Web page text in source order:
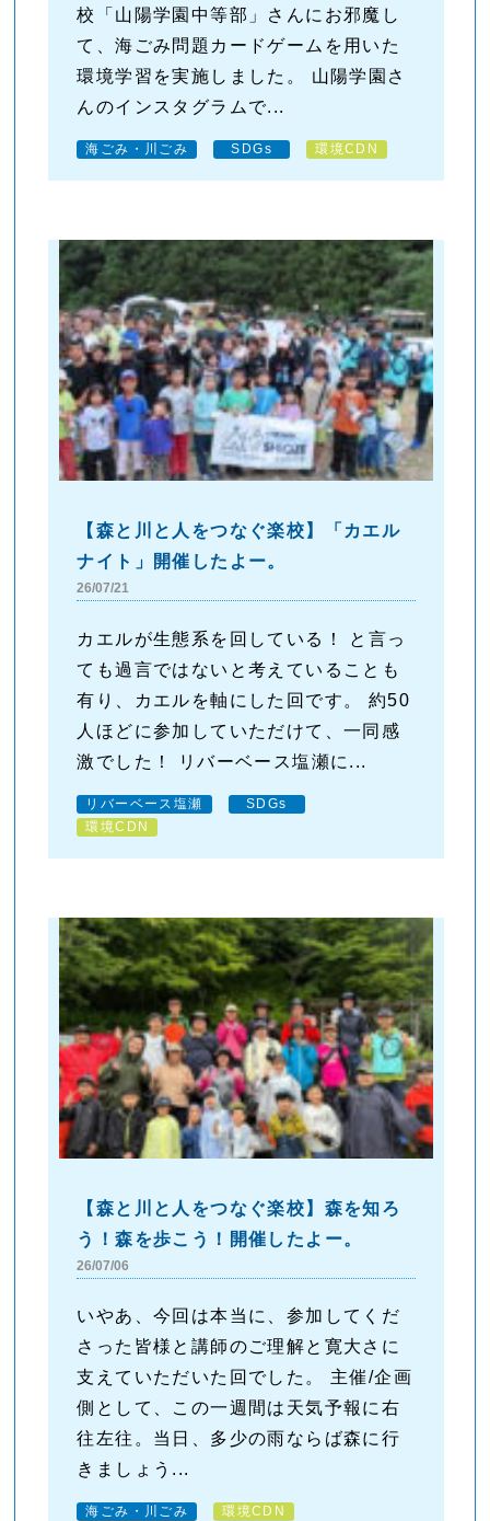
校「山陽学園中等部」さんにお邪魔し
て、海ごみ問題カードゲームを用いた
環境学習を実施しました。 山陽学園さ
んのインスタグラムで...
海ごみ・川ごみ SDGs 環境CDN
【森と川と人をつなぐ楽校】「カエル
ナイト」開催したよー。
26/07/21
カエルが生態系を回している！ と言っ
ても過言ではないと考えていることも
有り、カエルを軸にした回です。 約50
人ほどに参加していただけて、一同感
激でした！ リバーベース塩瀬に...
リバーベース塩瀬
SDGs
環境CDN
【森と川と人をつなぐ楽校】森を知ろ
う！森を歩こう！開催したよー。
26/07/06
いやあ、今回は本当に、参加してくだ
さった皆様と講師のご理解と寛大さに
支えていただいた回でした。 主催/企画
側として、この一週間は天気予報に右
往左往。当日、多少の雨ならば森に行
きましょう...
海ごみ・川ごみ 環境CDN